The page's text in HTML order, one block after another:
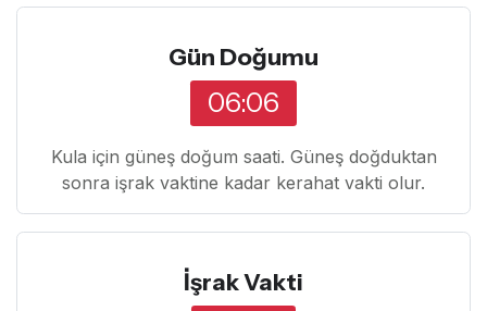
Gün Doğumu
06:06
Kula için güneş doğum saati. Güneş doğduktan
sonra işrak vaktine kadar kerahat vakti olur.
İşrak Vakti